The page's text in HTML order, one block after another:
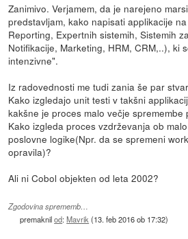
Zanimivo. Verjamem, da je narejeno
predstavljam, kako napisati applikacije
Reporting, Expertnih sistemih, Sistemih
Notifikacije, Marketing, HRM, CRM,..), ki
intenzivne".
Iz radovednosti me tudi zania še par
Kako izgledajo unit testi v takšni
kakšne je proces malo večje
Kako izgleda proces vzdrževanja ob
poslovne logike(Npr. da se spremeni
opravila)?
Ali ni Cobol objekten od leta 2002?
Zgodovina sprememb…
premaknilod:Mavrik (13. feb 2016 ob 17:32)